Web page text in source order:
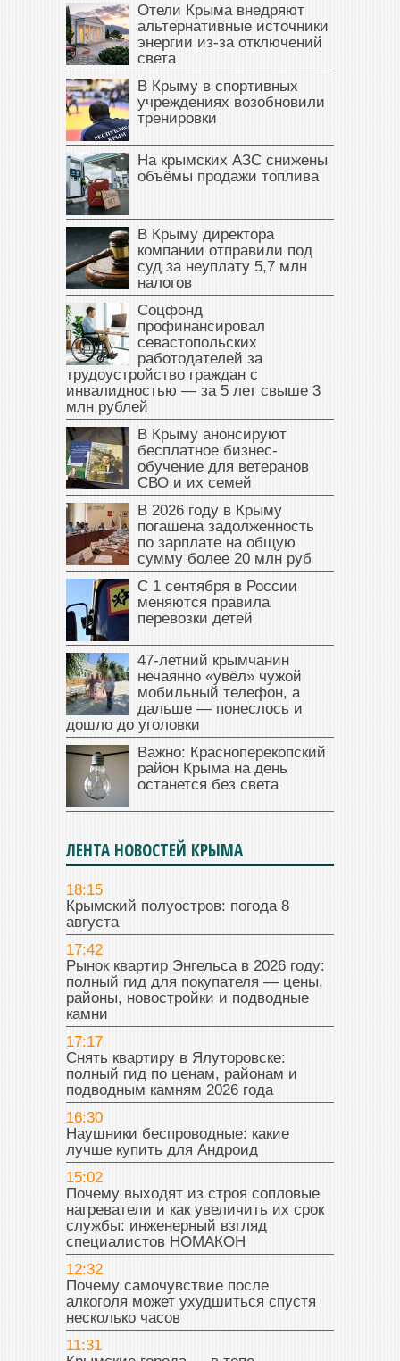
Отели Крыма внедряют
альтернативные источники
энергии из-за отключений
света
В Крыму в спортивных
учреждениях возобновили
тренировки
На крымских АЗС снижены
объёмы продажи топлива
В Крыму директора
компании отправили под
суд за неуплату 5,7 млн
налогов
Соцфонд
профинансировал
севастопольских
работодателей за
трудоустройство граждан с
инвалидностью — за 5 лет свыше 3
млн рублей
В Крыму анонсируют
бесплатное бизнес-
обучение для ветеранов
СВО и их семей
В 2026 году в Крыму
погашена задолженность
по зарплате на общую
сумму более 20 млн руб
С 1 сентября в России
меняются правила
перевозки детей
47‑летний крымчанин
нечаянно «увёл» чужой
мобильный телефон, а
дальше — понеслось и
дошло до уголовки
Важно: Красноперекопский
район Крыма на день
останется без света
ЛЕНТА НОВОСТЕЙ КРЫМА
18:15
Крымский полуостров: погода 8
августа
17:42
Рынок квартир Энгельса в 2026 году:
полный гид для покупателя — цены,
районы, новостройки и подводные
камни
17:17
Снять квартиру в Ялуторовске:
полный гид по ценам, районам и
подводным камням 2026 года
16:30
Наушники беспроводные: какие
лучше купить для Андроид
15:02
Почему выходят из строя сопловые
нагреватели и как увеличить их срок
службы: инженерный взгляд
специалистов НОМАКОН
12:32
Почему самочувствие после
алкоголя может ухудшиться спустя
несколько часов
11:31